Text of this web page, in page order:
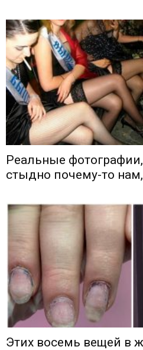
Реальные
стыдно почему-то
Этих восемь вещей в